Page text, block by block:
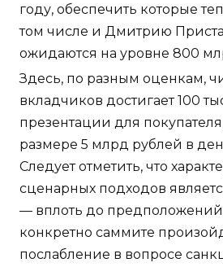
году, обеспечить которые
том числе и Дмитрию
ожидаются на уровне 800
Здесь, по разным оценкам,
вкладчиков достигает 100
презентации для покупателя
размере 5 млрд рублей в
Следует отметить, что
сценарных подходов
— вплоть до
конкретно саммите
послабление в вопросе